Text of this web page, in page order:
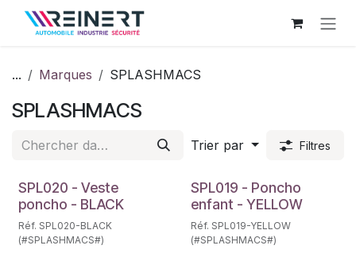
Se rendre au contenu
... Marques SPLASHMACS
SPLASHMACS
Trier par Filtres
SPL020 - Veste
poncho - BLACK
Réf. SPL020-BLACK
(#SPLASHMACS#)
SPL019 - Poncho
enfant - YELLOW
Réf. SPL019-YELLOW
(#SPLASHMACS#)